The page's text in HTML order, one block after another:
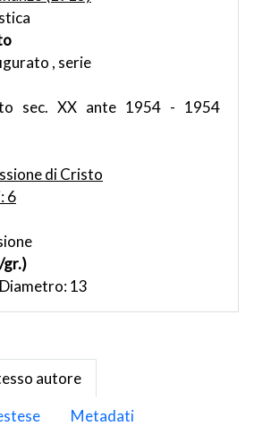
, serie
sec. XX ante 1954 - 1954
di Cristo
6
gr.)
13
autore
Metadati